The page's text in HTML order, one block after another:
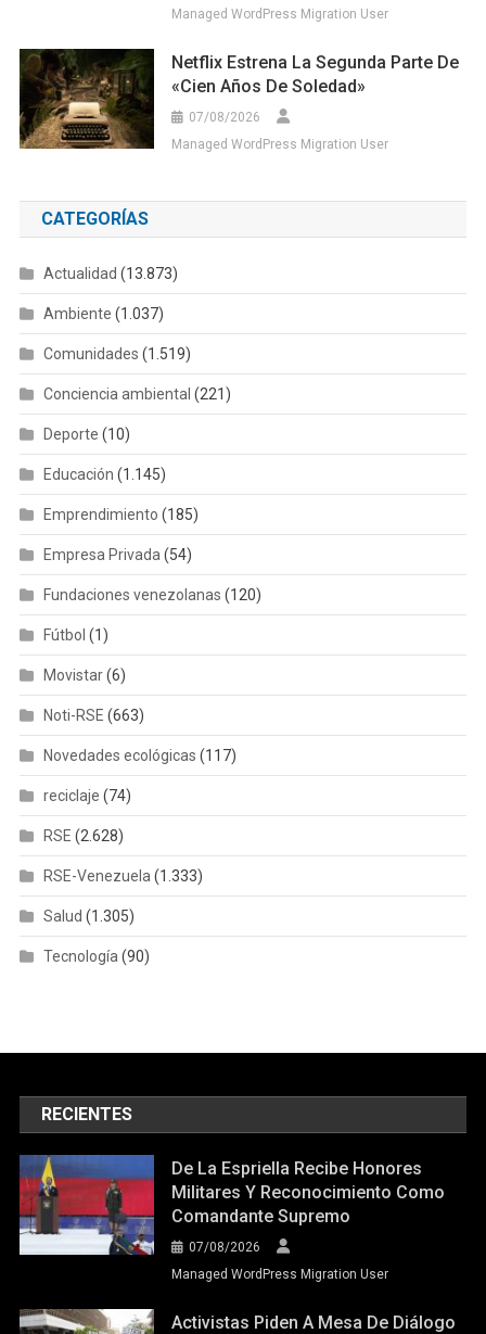
Managed WordPress Migration User
Netflix Estrena La Segunda Parte De
«Cien Años De Soledad»
07/08/2026
Managed WordPress Migration User
CATEGORÍAS
Actualidad (13.873)
Ambiente (1.037)
Comunidades (1.519)
Conciencia ambiental (221)
Deporte (10)
Educación (1.145)
Emprendimiento (185)
Empresa Privada (54)
Fundaciones venezolanas (120)
Fútbol (1)
Movistar(6)
Noti-RSE (663)
Novedades ecológicas (117)
reciclaje (74)
RSE (2.628)
RSE-Venezuela (1.333)
Salud (1.305)
Tecnología (90)
RECIENTES
De La Espriella Recibe Honores
Militares Y Reconocimiento Como
Comandante Supremo
07/08/2026
Managed WordPress Migration User
Activistas Piden A Mesa De Diálogo